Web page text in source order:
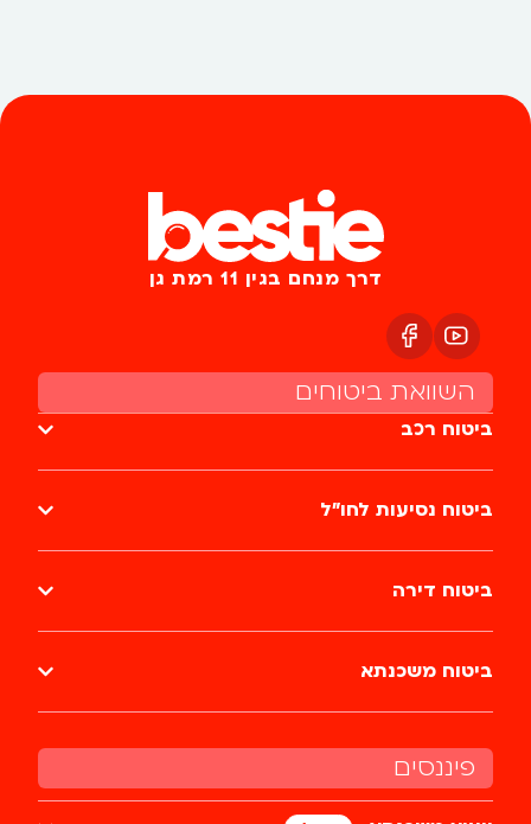
פיננסים
דרך מנחם בגין 11 רמת גן
השוואת ביטוחים
ביטוח רכב
ביטוח נסיעות לחו״ל
ביטוח דירה
ביטוח משכנתא